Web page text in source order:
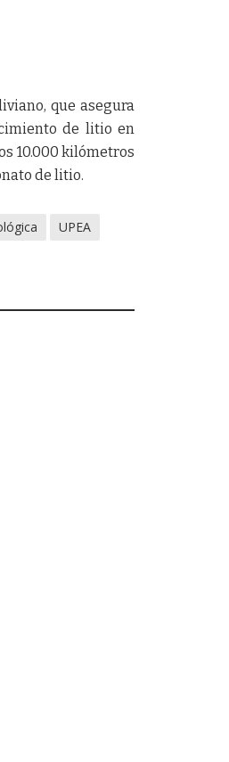
que asegura
de litio en
10.000 kilómetros
de litio.
UPEA